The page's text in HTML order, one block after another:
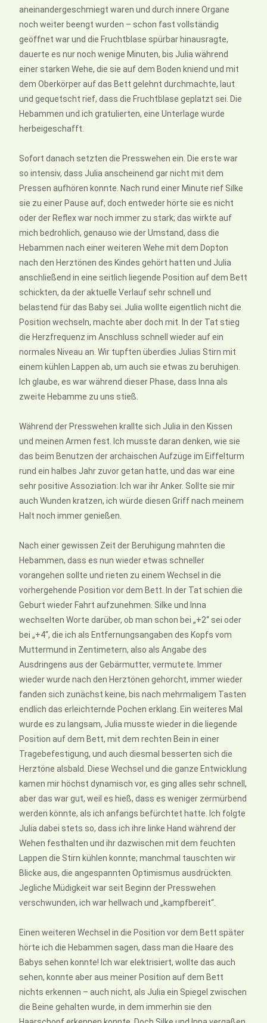
aneinandergeschmiegt waren und durch innere Organe
noch weiter beengt wurden – schon fast vollständig
geöffnet war und die Fruchtblase spürbar hinausragte,
dauerte es nur noch wenige Minuten, bis Julia während
einer starken Wehe, die sie auf dem Boden kniend und mit
dem Oberkörper auf das Bett gelehnt durchmachte, laut
und gequetscht rief, dass die Fruchtblase geplatzt sei. Die
Hebammen und ich gratulierten, eine Unterlage wurde
herbeigeschafft.
Sofort danach setzten die Presswehen ein. Die erste war
so intensiv, dass Julia anscheinend gar nicht mit dem
Pressen aufhören konnte. Nach rund einer Minute rief Silke
sie zu einer Pause auf, doch entweder hörte sie es nicht
oder der Reflex war noch immer zu stark; das wirkte auf
mich bedrohlich, genauso wie der Umstand, dass die
Hebammen nach einer weiteren Wehe mit dem Dopton
nach den Herztönen des Kindes gehört hatten und Julia
anschließend in eine seitlich liegende Position auf dem Bett
schickten, da der aktuelle Verlauf sehr schnell und
belastend für das Baby sei. Julia wollte eigentlich nicht die
Position wechseln, machte aber doch mit. In der Tat stieg
die Herzfrequenz im Anschluss schnell wieder auf ein
normales Niveau an. Wir tupften überdies Julias Stirn mit
einem kühlen Lappen ab, um auch sie etwas zu beruhigen.
Ich glaube, es war während dieser Phase, dass Inna als
zweite Hebamme zu uns stieß.
Während der Presswehen krallte sich Julia in den Kissen
und meinen Armen fest. Ich musste daran denken, wie sie
das beim Benutzen der archaischen Aufzüge im Eiffelturm
rund ein halbes Jahr zuvor getan hatte, und das war eine
sehr positive Assoziation: Ich war ihr Anker. Sollte sie mir
auch Wunden kratzen, ich würde diesen Griff nach meinem
Halt noch immer genießen.
Nach einer gewissen Zeit der Beruhigung mahnten die
Hebammen, dass es nun wieder etwas schneller
vorangehen sollte und rieten zu einem Wechsel in die
vorhergehende Position vor dem Bett. In der Tat schien die
Geburt wieder Fahrt aufzunehmen. Silke und Inna
wechselten Worte darüber, ob man schon bei „+2“ sei oder
bei „+4“, die ich als Entfernungsangaben des Kopfs vom
Muttermund in Zentimetern, also als Angabe des
Ausdringens aus der Gebärmutter, vermutete. Immer
wieder wurde nach den Herztönen gehorcht, immer wieder
fanden sich zunächst keine, bis nach mehrmaligem Tasten
endlich das erleichternde Pochen erklang. Ein weiteres Mal
wurde es zu langsam, Julia musste wieder in die liegende
Position auf dem Bett, mit dem rechten Bein in einer
Tragebefestigung, und auch diesmal besserten sich die
Herztöne alsbald. Diese Wechsel und die ganze Entwicklung
kamen mir höchst dynamisch vor, es ging alles sehr schnell,
aber das war gut, weil es hieß, dass es weniger zermürbend
werden könnte, als ich anfangs befürchtet hatte. Ich folgte
Julia dabei stets so, dass ich ihre linke Hand während der
Wehen festhalten und ihr dazwischen mit dem feuchten
Lappen die Stirn kühlen konnte; manchmal tauschten wir
Blicke aus, die angespannten Optimismus ausdrückten.
Jegliche Müdigkeit war seit Beginn der Presswehen
verschwunden, ich war hellwach und „kampfbereit“.
Einen weiteren Wechsel in die Position vor dem Bett später
hörte ich die Hebammen sagen, dass man die Haare des
Babys sehen konnte! Ich war elektrisiert, wollte das auch
sehen, konnte aber aus meiner Position auf dem Bett
nichts erkennen – auch nicht, als Julia ein Spiegel zwischen
die Beine gehalten wurde, in dem immerhin sie den